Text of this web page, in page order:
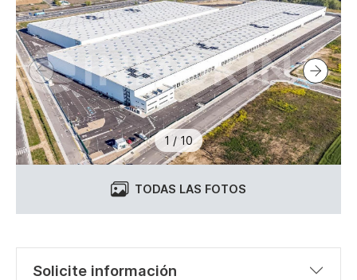
1 / 10
TODAS LAS FOTOS
Solicite información